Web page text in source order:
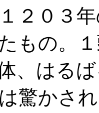
２０３
もの。
、はる
驚かさ